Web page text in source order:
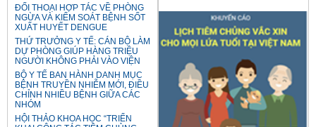
ĐỐI THOẠI HỢP TÁC VỀ PHÒNG
NGỪA VÀ KIỂM SOÁT BỆNH SỐT
XUẤT HUYẾT DENGUE
THỨ TRƯỞNG Y TẾ: CÁN BỘ LÀM
DỰ PHÒNG GIÚP HÀNG TRIỆU
NGƯỜI KHÔNG PHẢI VÀO VIỆN
BỘ Y TẾ BAN HÀNH DANH MỤC
BỆNH TRUYỀN NHIỄM MỚI, ĐIỀU
CHỈNH NHIỀU BỆNH GIỮA CÁC
NHÓM
HỘI THẢO KHOA HỌC “TRIỂN